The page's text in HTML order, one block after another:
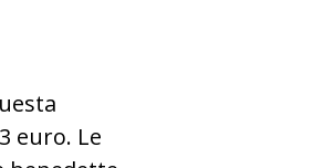
euro. Le